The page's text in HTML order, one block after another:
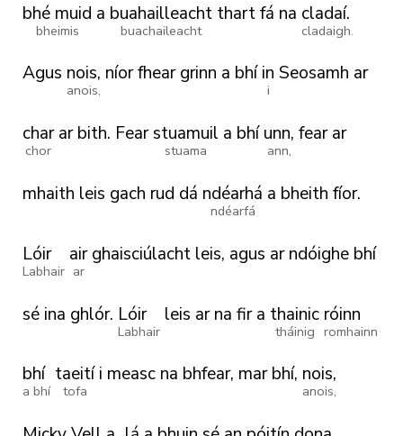
bhé muid
bheimis
a buahailleacht
buachaileacht
thartfá na cladaí.
cladaigh.
Agus nois,
anois,
níorfhear grinn a bhí in
i
Seosamh ar
char
chor
ar bith. Fearstuamuil
stuama
a bhí unn,
ann,
fear ar
mhaith leis gach rud dá ndéarhá
ndéarfá
a bheith fíor.
Lóir
Labhair
air
ar
ghaisciúlacht leis, agus ar ndóighe bhí
sé ina ghlór. Lóir
Labhair
leis ar na fir a thainic
tháinig
róinn
romhainn
bhí
a bhí
taeití
tofa
i measc na bhfear, mar bhí, nois,
anois,